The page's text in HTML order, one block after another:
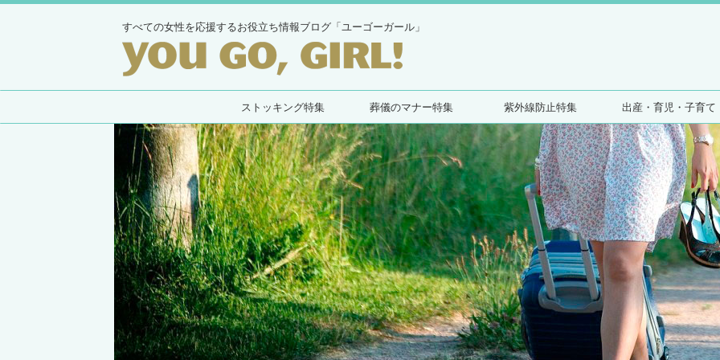
すべての女性を応援するお役立ち情報ブログ「ユーゴーガール」
ストッキング特集 葬儀のマナー特集 紫外線防止特集 出産・育児・子育て